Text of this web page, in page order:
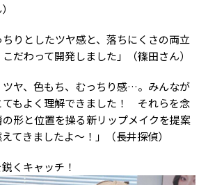
ちりとしたツヤ感と、落ちにくさの両立
だわって開発しました」（篠田さん）
ツヤ、色もち、むっちり感…。みんなが
てもよく理解できました！ それらを念
形と位置を操る新リップメイクを提案
てきましたよ〜！」（長井探偵）
くキャッチ！